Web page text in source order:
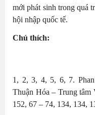
mới phát sinh trong quá
hội nhập quốc tế.
Chú thích:
1, 2, 3, 4, 5, 6, 7.
Thuận Hóa – Trung
152, 67 – 74, 134, 134,